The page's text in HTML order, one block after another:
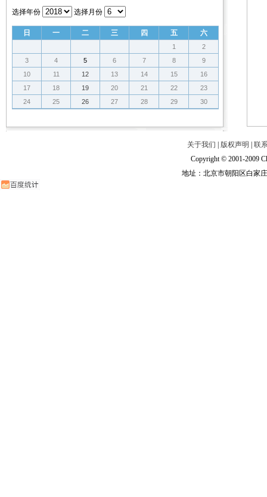
选择年份 选择月份
日 一 二 三 四 五 六
1
2
3
4 5 6 7 8
9
10
11 12 13 14 15
16
17
18 19 20 21 22
23
24
25 26 27 28 29 30
关于我们 版权声明
联
Copyright © 2001-2009
地址：北京市朝阳区白家